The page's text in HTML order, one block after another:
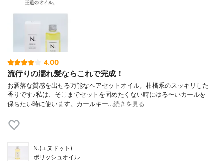
4.00
流行りの濡れ髪ならこれで完成！
お洒落な質感を出せる万能なヘアセットオイル。柑橘系のスッキリした
香りです♪私は、そこまでセットを固めたくない時にゆる〜いカールを
保ちたい時に使います。カールキー…続きを見る
N.(エヌドット)
ポリッシュオイル